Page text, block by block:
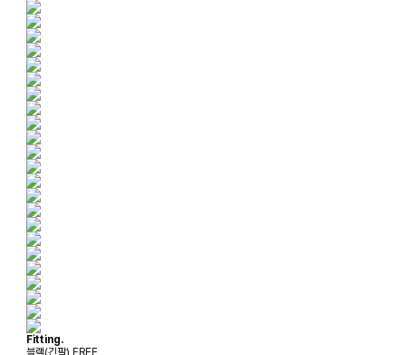
Fitting.
블랙(긴팔) FREE